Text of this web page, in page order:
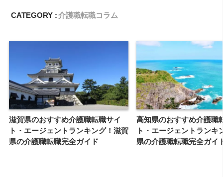
CATEGORY :介護職転職コラム
滋賀県のおすすめ介護職転職サイ
ト・エージェントランキング！滋賀
県の介護職転職完全ガイド
高知県のおすすめ介護職
ト・エージェントランキ
県の介護職転職完全ガイ